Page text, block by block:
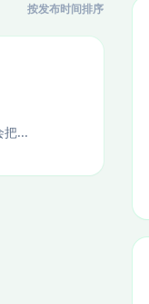
按发布时间排序
把...